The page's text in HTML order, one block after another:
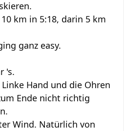
km in 5:18, darin 5 km
ganz easy.
's.
Hand und die Ohren
Ende nicht richtig
Wind. Natürlich von